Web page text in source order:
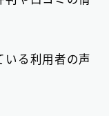
いる利用者の声